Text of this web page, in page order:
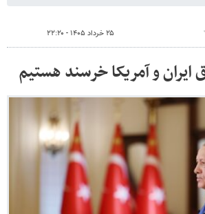
۲۵ خرداد ۱۴۰۵ - ۲۲:۲۰
ایران و آمریکا خرسند هستیم